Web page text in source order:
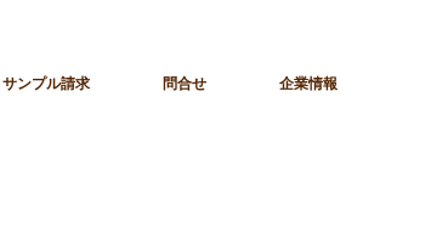
サンプル請求 問合せ 企業情報